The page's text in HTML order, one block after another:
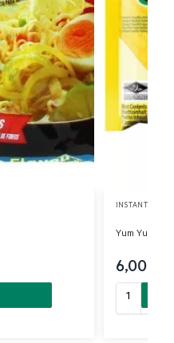
INSTANT
Yum Yum
6,00